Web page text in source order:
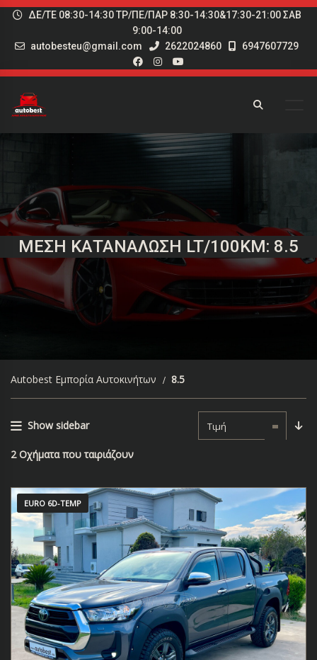
ΔΕ/ΤΕ 08:30-14:30 ΤΡ/ΠΕ/ΠΑΡ 8:30-14:30&17:30-21:00 ΣΑΒ
9:00-14:00
autobesteu@gmail.com
2622024860 6947607729
ΜΈΣΗ ΚΑΤΑΝΆΛΩΣΗ LT/100KM: 8.5
Autobest Εμπορία Αυτοκινήτων 8.5
Show sidebar Τιμή
2 Οχήματα που ταιριάζουν
EURO 6D-TEMP